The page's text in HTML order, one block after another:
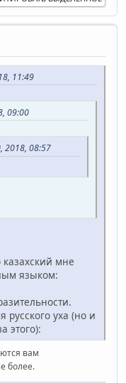
11:49
09:00
08:57
мне
языком:
русского уха (но и
этого):
вам
более.